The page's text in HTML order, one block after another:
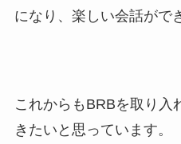
になり、楽しい会話がで
これからもBRBを取り入
きたいと思っています。